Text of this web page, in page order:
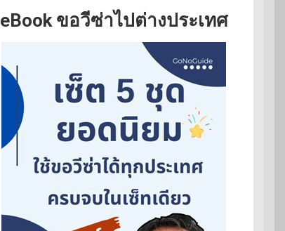
eBook ขอวีซ่าไปต่างประเทศ